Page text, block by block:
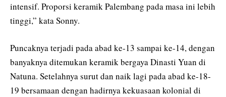
intensif. Proporsi keramik Palembang pada masa ini lebih
tinggi,” kata Sonny.
Puncaknya terjadi pada abad ke-13 sampai ke-14, dengan
banyaknya ditemukan keramik bergaya Dinasti Yuan di
Natuna. Setelahnya surut dan naik lagi pada abad ke-18-
19 bersamaan dengan hadirnya kekuasaan kolonial di